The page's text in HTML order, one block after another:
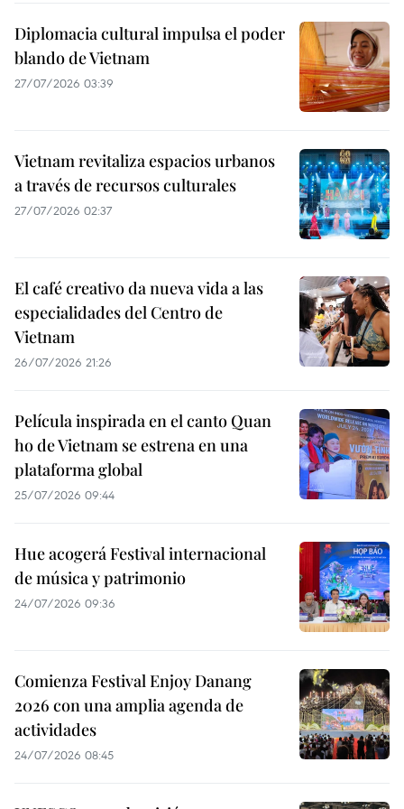
Diplomacia cultural impulsa el poder
blando de Vietnam
27/07/2026 03:39
Vietnam revitaliza espacios urbanos
a través de recursos culturales
27/07/2026 02:37
El café creativo da nueva vida a las
especialidades del Centro de
Vietnam
26/07/2026 21:26
Película inspirada en el canto Quan
ho de Vietnam se estrena en una
plataforma global
25/07/2026 09:44
Hue acogerá Festival internacional
de música y patrimonio
24/07/2026 09:36
Comienza Festival Enjoy Danang
2026 con una amplia agenda de
actividades
24/07/2026 08:45